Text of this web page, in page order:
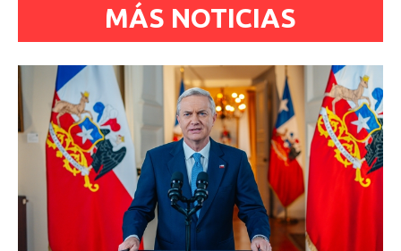
MÁS NOTICIAS